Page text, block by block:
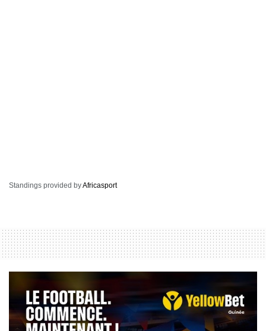
Standings provided byAfricasport